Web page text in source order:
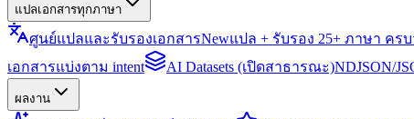
แปลเอกสารทุกภาษา
ศูนย์แปลและรับรองเอกสารNewแปล + รับรอง 25+ ภาษา ครบ
เอกสารแบ่งตาม intent
AI Datasets (เปิดสาธารณะ)NDJSON/
ผลงาน